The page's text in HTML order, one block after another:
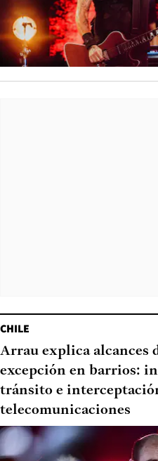
CHILE
Arrau explica alcances
excepción en barrios:
tránsito e
telecomunicaciones